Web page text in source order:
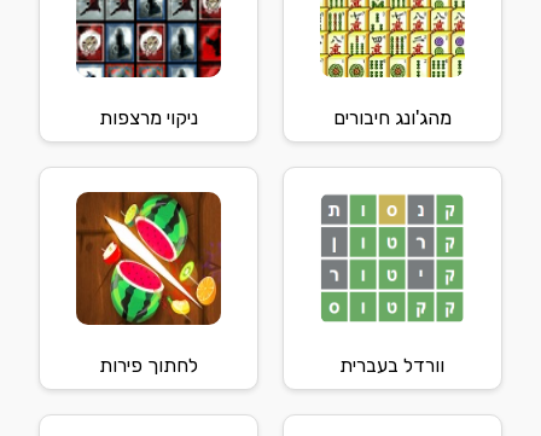
מהג'ונג חיבורים ניקוי מרצפות
וורדל בעברית לחתוך פירות